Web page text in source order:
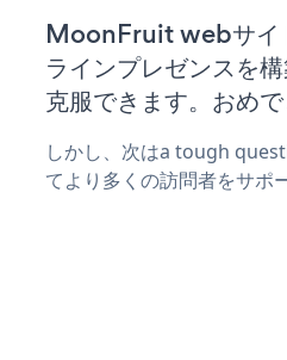
MoonFruit webサイ
ラインプレゼンスを
克服できます。おめで
しかし、次はa tough
てより多くの訪問者をサポ